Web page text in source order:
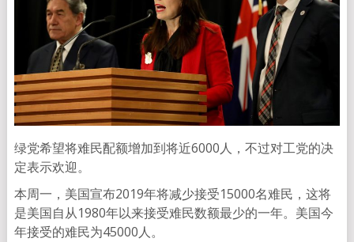
绿党希望将难民配额增加到将近6000人，不过对工党的决
定表示欢迎。
本周一，美国宣布2019年将减少接受15000名难民，这将
是美国自从1980年以来接受难民数额最少的一年。美国今
年接受的难民为45000人。